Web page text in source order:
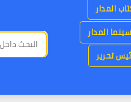
المدار
سينما المدار
تحرير